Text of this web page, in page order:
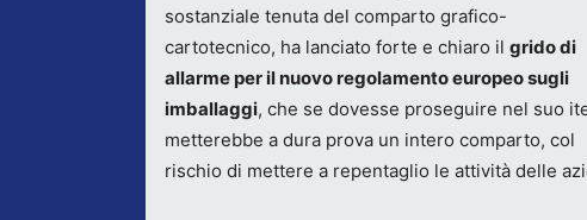
sostanziale tenuta del comparto grafico-
cartotecnico, ha lanciato forte e chiaro il grido di
allarme per il nuovo regolamento europeo sugli
imballaggi, che se dovesse proseguire nel suo
metterebbe a dura prova un intero comparto, col
rischio di mettere a repentaglio le attività delle